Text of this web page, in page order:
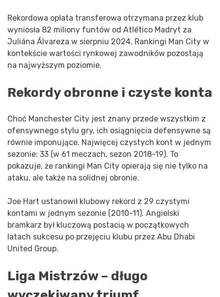
Rekordowa opłata transferowa otrzymana przez klub
wyniosła 82 miliony funtów od Atlético Madryt za
Juliána Álvareza w sierpniu 2024. Rankingi Man City w
kontekście wartości rynkowej zawodników pozostają
na najwyższym poziomie.
Rekordy obronne i czyste konta
Choć Manchester City jest znany przede wszystkim z
ofensywnego stylu gry, ich osiągnięcia defensywne są
równie imponujące. Najwięcej czystych kont w jednym
sezonie: 33 (w 61 meczach, sezon 2018-19). To
pokazuje, że rankingi Man City opierają się nie tylko na
ataku, ale także na solidnej obronie.
Joe Hart ustanowił klubowy rekord z 29 czystymi
kontami w jednym sezonie (2010-11). Angielski
bramkarz był kluczową postacią w początkowych
latach sukcesu po przejęciu klubu przez Abu Dhabi
United Group.
Liga Mistrzów – długo